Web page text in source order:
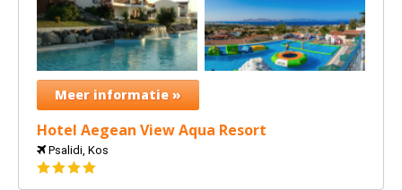
Meer informatie »
Hotel Aegean View Aqua Resort
Psalidi, Kos
4